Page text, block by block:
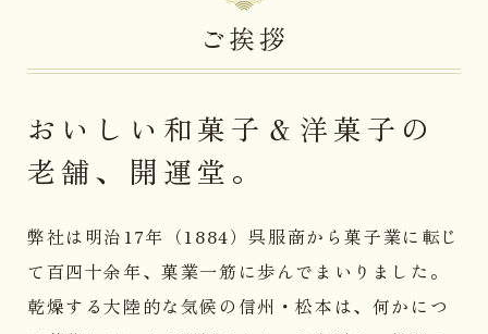
ご挨拶
おいしい和菓子＆洋菓子の
老舗、開運堂。
弊社は明治17年（1884）呉服商から菓子業に転じ
て百四十余年、菓業一筋に歩んでまいりました。
乾燥する大陸的な気候の信州・松本は、何かにつ